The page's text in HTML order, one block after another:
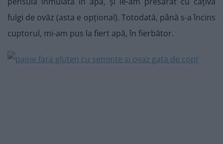
fulgi de ovăz (asta e opțional). Totodată, până s-a încins
cuptorul, mi-am pus la fiert apă, în fierbător.